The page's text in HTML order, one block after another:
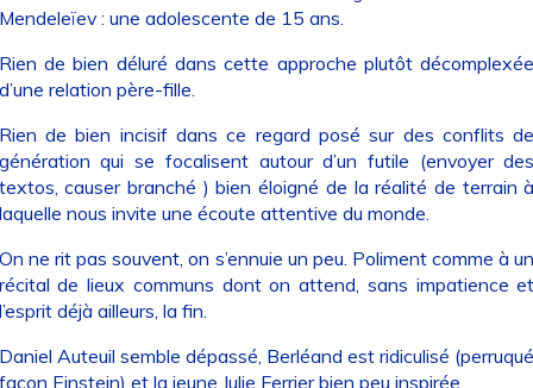
: une adolescente de 15 ans.
de bien déluré dans cette approche plutôt
relation père-fille.
de bien incisif dans ce regard posé sur des conflits
qui se focalisent autour d’un futile (envoyer
causer branché ) bien éloigné de la réalité de terrain
nous invite une écoute attentive du monde.
ne rit pas souvent, on s’ennuie un peu. Poliment comme à
de lieux communs dont on attend, sans impatience
déjà ailleurs, la fin.
Auteuil semble dépassé, Berléand est ridiculisé
Einstein) et la jeune Julie Ferrier bien peu inspirée.